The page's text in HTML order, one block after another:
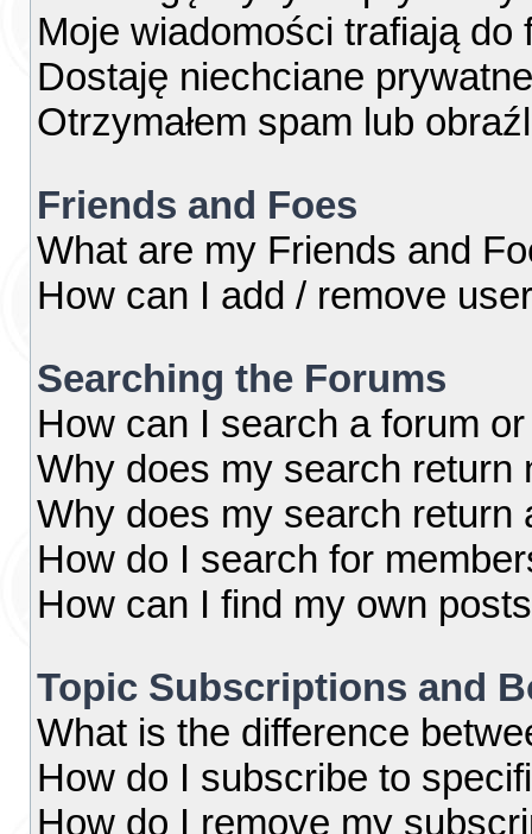
Moje wiadomości trafiają do
Dostaję niechciane
Otrzymałem spam lub
Friends and Foes
What are my Friends and
How can I add / remove
Searching the Forums
How can I search a forum
Why does my search return
Why does my search return
How do I search for
How can I find my own
Topic Subscriptions and
What is the difference
How do I subscribe to
How do I remove my